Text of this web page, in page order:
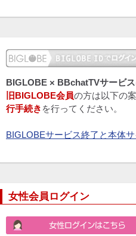
BIGLOBE × BBchatTVサービス
旧BIGLOBE会員の方は以下の
行手続き を行ってください。
BIGLOBEサービス終了と本体
女性会員ログイン